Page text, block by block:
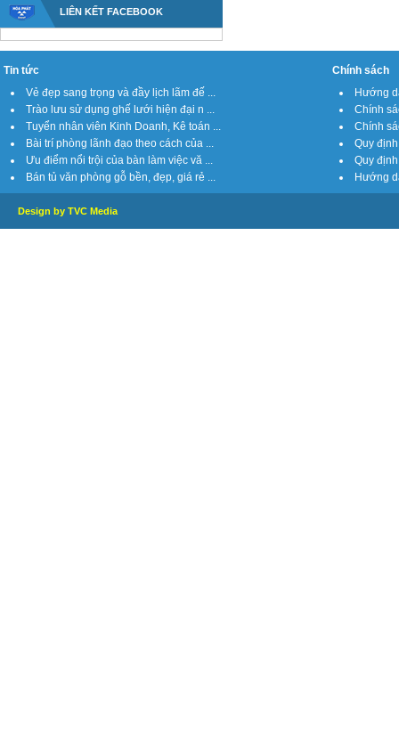
LIÊN KẾT FACEBOOK
Tin tức
Vẻ đẹp sang trọng và đầy lịch lãm đế ...
Trào lưu sử dụng ghế lưới hiện đại n ...
Tuyển nhân viên Kinh Doanh, Kê toán ...
Bài trí phòng lãnh đạo theo cách của ...
Ưu điểm nổi trội của bàn làm việc vă ...
Bán tủ văn phòng gỗ bền, đẹp, giá rẻ ...
Chính sách
Hướng
Chính
Chính
Quy
Quy
Hướng
Design by TVC Media